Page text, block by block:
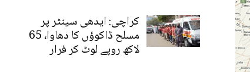
کراچی: ایدھی سینٹر پر
مسلح ڈاکوؤں کا دھاوا، 65
لاکھ روپے لوٹ کر فرار